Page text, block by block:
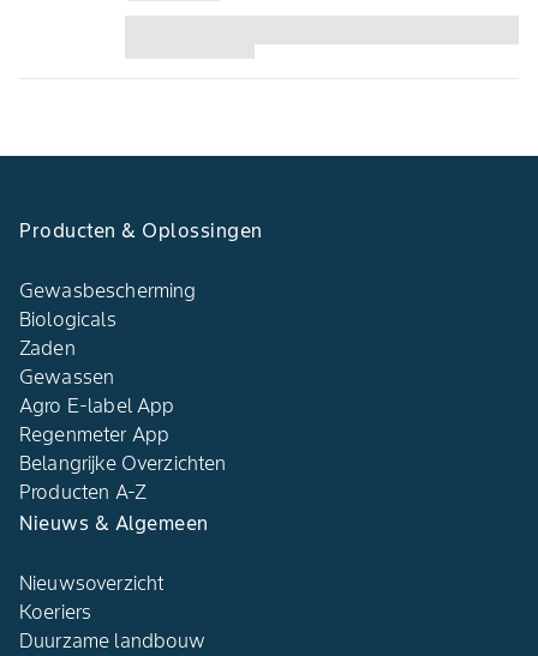
Producten & Oplossingen
Gewasbescherming
Biologicals
Zaden
Gewassen
Agro E-label App
Regenmeter App
Belangrijke Overzichten
Producten A-Z
Nieuws & Algemeen
Nieuwsoverzicht
Koeriers
Duurzame landbouw